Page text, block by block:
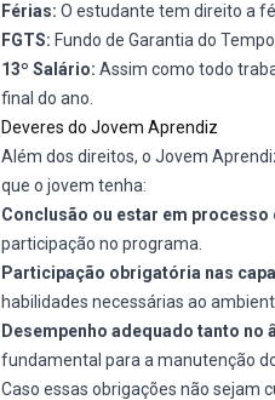
Férias: O estudante tem direito a
FGTS: Fundo de Garantia do
13º Salário: Assim como todo
final do ano.
Deveres do Jovem Aprendiz
Além dos direitos, o Jovem
que o jovem tenha:
Conclusão ou estar em
participação no programa.
Participação obrigatória nas
habilidades necessárias ao
Desempenho adequado tanto
fundamental para a manutenção
Caso essas obrigações não sejam